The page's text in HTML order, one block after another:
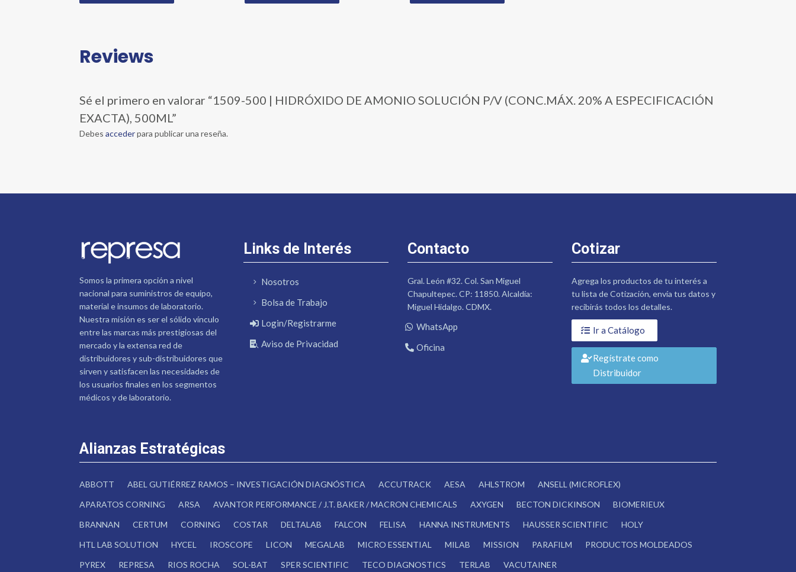
Reviews
Sé el primero en valorar “1509-500 | HIDRÓXIDO DE AMONIO SOLUCIÓN P/V (CONC.MÁX. 20% A ESPECIFICACIÓN
EXACTA), 500ML”
Debesaccederpara publicar una reseña.
Somos la primera opción a nivel
nacional para suministros de equipo,
material e insumos de laboratorio.
Nuestra misión es ser el sólido vínculo
entre las marcas más prestigiosas del
mercado y la extensa red de
distribuidores y sub-distribuidores que
sirven y satisfacen las necesidades de
los usuarios finales en los segmentos
médicos y de laboratorio.
Links de Interés
Nosotros
Bolsa de Trabajo
Login/Registrarme
Aviso de Privacidad
Contacto
Gral. León #32. Col. San Miguel
Chapultepec. CP: 11850. Alcaldía:
Miguel Hidalgo. CDMX.
WhatsApp
Oficina
Cotizar
Agrega los productos de tu interés a
tu lista de Cotización, envía tus datos y
recibirás todos los detalles.
Ir a Catálogo
Regístrate como
Distribuidor
Alianzas Estratégicas
ABBOTT ABEL GUTIÉRREZ RAMOS – INVESTIGACIÓN DIAGNÓSTICA ACCUTRACK AESA AHLSTROM
ANSELL (MICROFLEX)
APARATOS CORNING
ARSA AVANTOR PERFORMANCE / J.T. BAKER / MACRON CHEMICALS AXYGEN BECTON DICKINSON
BIOMERIEUX
BRANNAN
CERTUM CORNING COSTAR DELTALAB FALCON FELISA HANNA INSTRUMENTS HAUSSER SCIENTIFIC
HOLY
HTL LAB SOLUTION
HYCEL IROSCOPE LICON MEGALAB MICRO ESSENTIAL MILAB MISSION PARAFILM
PRODUCTOS MOLDEADOS
PYREX
REPRESA RIOS ROCHA SOL-BAT SPER SCIENTIFIC TECO DIAGNOSTICS TERLAB VACUTAINER